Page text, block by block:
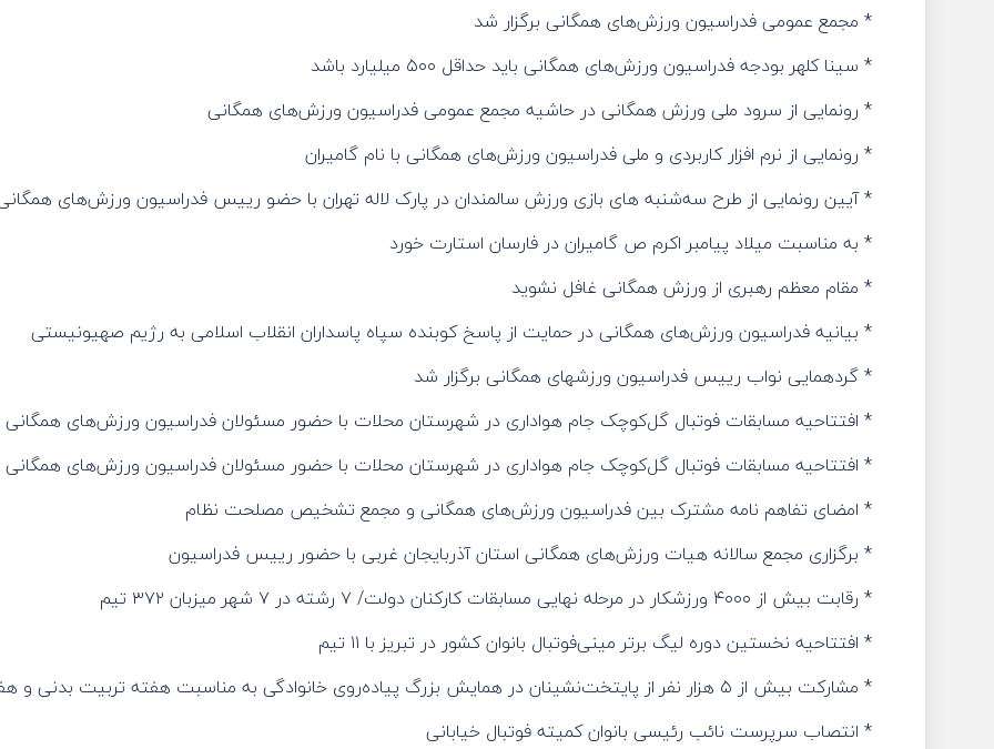
* مجمع عمومی فدراسیون ورزش‌های همگانی برگزار شد
* سینا کلهر بودجه فدراسیون ورزش‌های همگانی باید حداقل ۵۰۰ میلیارد باشد
* رونمایی از سرود ملی ورزش همگانی در حاشیه مجمع عمومی فدراسیون ورزش‌های همگانی
* رونمایی از نرم افزار کاربردی و ملی فدراسیون ورزش‌های همگانی با نام گامیران
* آیین رونمایی از طرح سه‌شنبه های بازی ورزش سالمندان در پارک لاله تهران با حضو رییس فدراسیون ورزش‌های
* به مناسبت میلاد پیامبر اکرم ص گامیران در فارسان استارت خورد
* مقام معظم رهبری از ورزش همگانی غافل نشوید
* بیانیه فدراسیون ورزش‌های همگانی در حمایت از پاسخ کوبنده سپاه پاسداران انقلاب اسلامی به رژیم صهیونیستی
* گردهمایی نواب رییس فدراسیون ورزشهای همگانی برگزار شد
* افتتاحیه مسابقات فوتبال گل‌کوچک جام هواداری در شهرستان محلات با حضور مسئولان فدراسیون ورزش‌های همگانی
* افتتاحیه مسابقات فوتبال گل‌کوچک جام هواداری در شهرستان محلات با حضور مسئولان فدراسیون ورزش‌های همگانی
* امضای تفاهم نامه مشترک بین فدراسیون ورزش‌های همگانی و مجمع تشخیص مصلحت نظام
* برگزاری مجمع سالانه هیات ورزش‌های همگانی استان آذربایجان غربی با حضور رییس فدراسیون
* رقابت بیش از ۴۰۰۰ ورزشکار در مرحله نهایی مسابقات کارکنان دولت/ ۷ رشته در ۷ شهر میزبان ۳۷۲ تیم
* افتتاحیه نخستین دوره لیگ برتر مینی‌فوتبال بانوان کشور در تبریز با ۱۱ تیم
* مشارکت بیش از ۵ هزار نفر از پایتخت‌نشینان در همایش بزرگ پیاده‌روی خانوادگی به مناسبت هفته تربیت بدنی و هفته انتظامی
* انتصاب سرپرست نائب رئیسی بانوان کمیته فوتبال خیابانی